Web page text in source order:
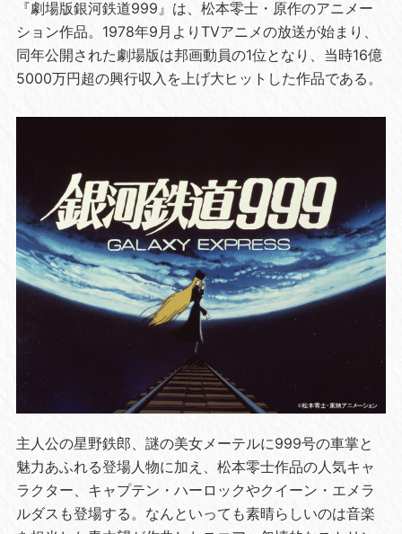
『劇場版銀河鉄道999』は、松本零士・原作のアニメー
ション作品。1978年9月よりTVアニメの放送が始まり、
同年公開された劇場版は邦画動員の1位となり、当時16億
5000万円超の興行収入を上げ大ヒットした作品である。
主人公の星野鉄郎、謎の美女メーテルに999号の車掌と
魅力あふれる登場人物に加え、松本零士作品の人気キャ
ラクター、キャプテン・ハーロックやクイーン・エメラ
ルダスも登場する。なんといっても素晴らしいのは音楽